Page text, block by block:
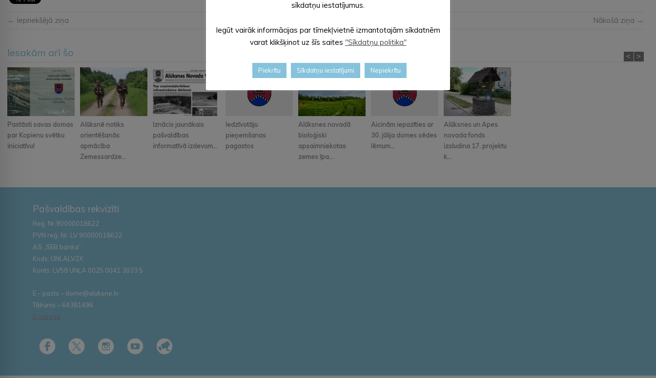
← Iepriekšējā ziņa Nākošā ziņa →
Iesakām arī šo
Pastāsti savas domas
par Kopienu svētku
iniciatīvu!
Alūksnē notiks
orientēšanās
apmācība
Zemessardze...
Iznācis jaunākais
pašvaldības
informatīvā izdevum...
Iedzīvotāju
pieņemšanas
pagastos
Alūksnes novadā
bioloģiski
apsaimniekotas
zemes īpa...
Aicinām iepazīties ar
30. jūlija domes sēdes
lēmum...
Alūksnes un Apes
novada fonds
izsludina 17. projektu
k...
< >
Pašvaldības rekvizīti
Reģ. Nr.90000018622
PVN reģ. Nr. LV 90000018622
AS „SEB banka”
Kods: UNLALV2X
Konts: LV58 UNLA 0025 0041 3033 5
E – pasts – dome@aluksne.lv
Tālrunis – 64381496
E-adrese
sīkdatņu iestatījumus.
Iegūt vairāk informācijas par tīmekļvietnē izmantotajām sīkdatnēm
varat klikšķinot uz šīs saites "Sīkdatņu politika"
Piekrītu Sīkdatņu iestatījumi Nepiekrītu